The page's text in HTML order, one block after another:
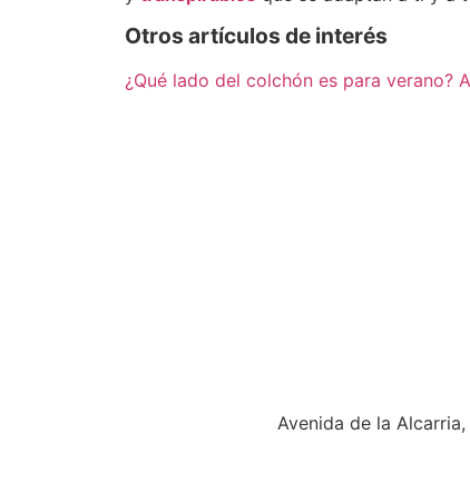
Otros artículos de interés
¿Qué lado del colchón es para verano?
Avenida de la